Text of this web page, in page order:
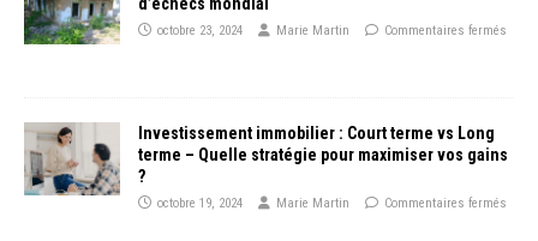
d’échecs mondial
octobre 23, 2024 Marie Martin Commentaires fermés
Investissement immobilier : Court terme vs Long
terme – Quelle stratégie pour maximiser vos gains
?
octobre 19, 2024 Marie Martin Commentaires fermés